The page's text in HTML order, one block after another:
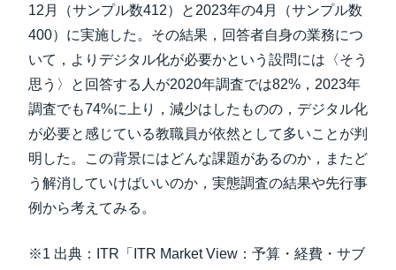
12月（サンプル数412）と2023年の4月（サンプル数
400）に実施した。その結果，回答者自身の業務につ
いて，よりデジタル化が必要かという設問には〈そう
思う〉と回答する人が2020年調査では82%，2023年
調査でも74%に上り，減少はしたものの，デジタル化
が必要と感じている教職員が依然として多いことが判
明した。この背景にはどんな課題があるのか，またど
う解消していけばいいのか，実態調査の結果や先行事
例から考えてみる。
※1 出典：ITR「ITR Market View：予算・経費・サブ